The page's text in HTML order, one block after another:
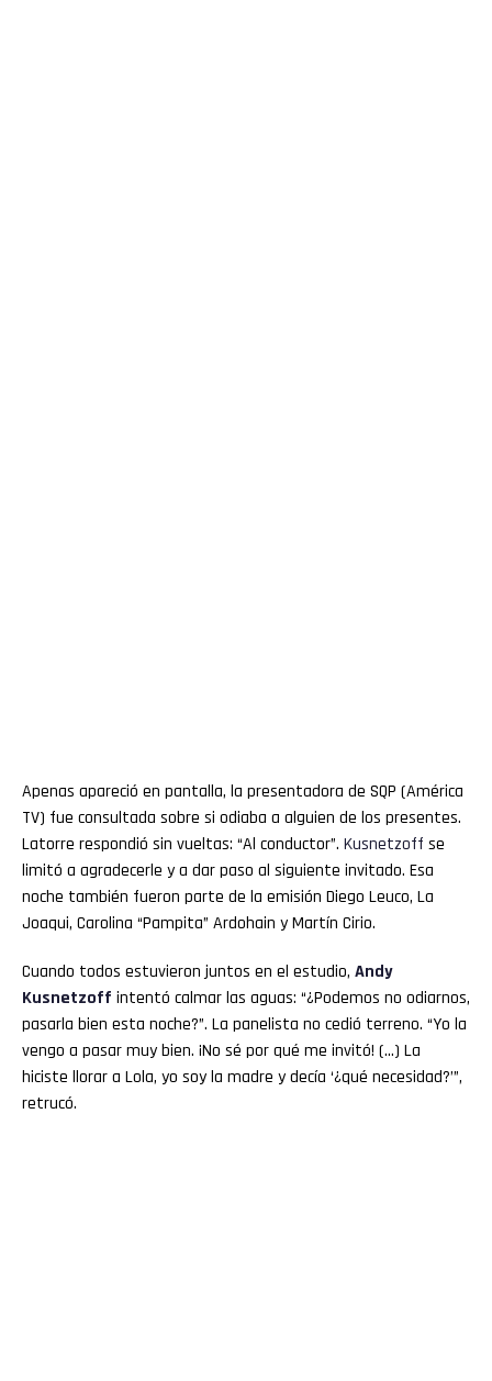
Apenas apareció en pantalla, la presentadora de SQP (América
TV) fue consultada sobre si odiaba a alguien de los presentes.
Latorre respondió sin vueltas: “Al conductor”. Kusnetzoff se
limitó a agradecerle y a dar paso al siguiente invitado. Esa
noche también fueron parte de la emisión Diego Leuco, La
Joaqui, Carolina “Pampita” Ardohain y Martín Cirio.
Cuando todos estuvieron juntos en el estudio, Andy
Kusnetzoff intentó calmar las aguas: “¿Podemos no odiarnos,
pasarla bien esta noche?”. La panelista no cedió terreno. “Yo la
vengo a pasar muy bien. ¡No sé por qué me invitó! (…) La
hiciste llorar a Lola, yo soy la madre y decía ‘¿qué necesidad?’”,
retrucó.